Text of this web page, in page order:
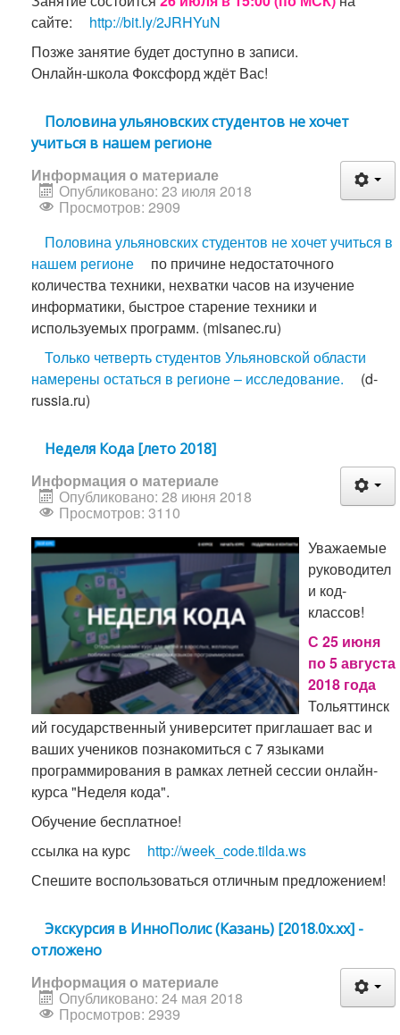
сайте:
http://bit.ly/2JRHYuN
Позже занятие будет доступно в записи.
Онлайн-школа Фоксфорд ждёт Вас!
Половина ульяновских студентов не хочет
учиться в нашем регионе
Информация о материале
Опубликовано: 23 июля 2018
Просмотров: 2909
Половина ульяновских студентов не хочет учиться в
нашем регионе
по причине недостаточного
количества техники, нехватки часов на изучение
информатики, быстрое старение техники и
используемых программ. (misanec.ru)
Только четверть студентов Ульяновской области
намерены остаться в регионе – исследование.
(d-
russia.ru)
Неделя Кода [лето 2018]
Информация о материале
Опубликовано: 28 июня 2018
Просмотров: 3110
Уважаемые
руководител
и код-
классов!
С 25 июня
по 5 августа
2018 года
Тольяттинск
ий государственный университет приглашает вас и
ваших учеников познакомиться с 7 языками
программирования в рамках летней сессии онлайн-
курса "Неделя кода".
Обучение бесплатное!
ссылка на курс
http://week_code.tilda.ws
Спешите воспользоваться отличным предложением!
Экскурсия в ИнноПолис (Казань) [2018.0x.xx] -
отложено
Информация о материале
Опубликовано: 24 мая 2018
Просмотров: 2939